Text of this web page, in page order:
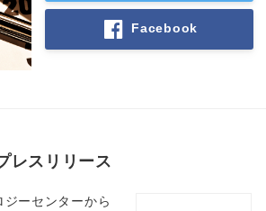
Facebook
レスリリース
ーセンターから